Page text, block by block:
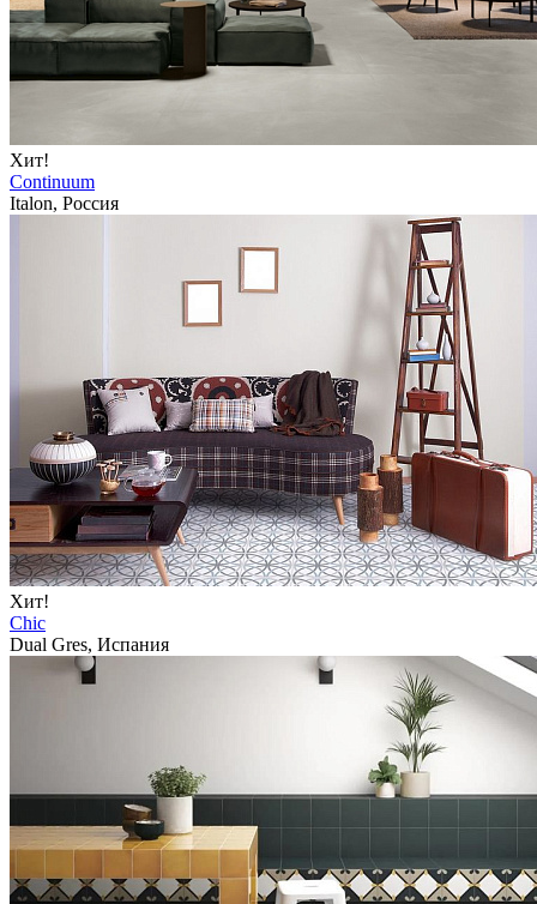
Хит!
Continuum
Italon, Россия
Хит!
Chic
Dual Gres, Испания